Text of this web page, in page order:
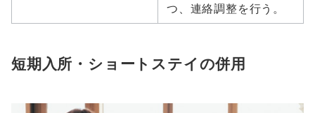
つ、連絡調整を行う。
短期入所・ショートステイの併用